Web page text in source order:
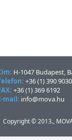
H-1047 Budapest,
+36 (1) 390 9030
+36 (1) 369 6192
mail: info@mova.hu
Copyright © 2013.,